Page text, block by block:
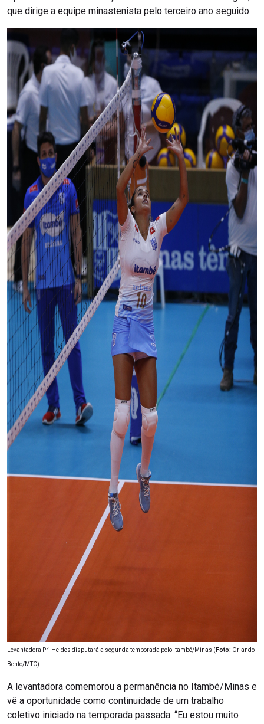
que dirige a equipe minastenista pelo terceiro ano seguido.
Levantadora Pri Heldes disputará a segunda temporada pelo Itambé/Minas ( Foto: Orlando
Bento/MTC)
A levantadora comemorou a permanência no Itambé/Minas e
vê a oportunidade como continuidade de um trabalho
coletivo iniciado na temporada passada. “Eu estou muito